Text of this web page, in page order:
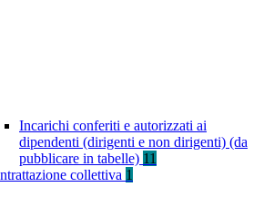
Incarichi conferiti e autorizzati ai
dipendenti (dirigenti e non dirigenti) (da
pubblicare in tabelle) 11
collettiva 1